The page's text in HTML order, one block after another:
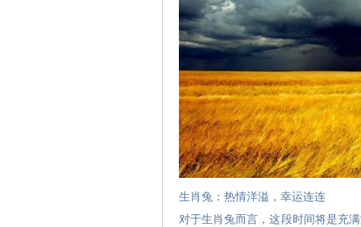
生肖兔：热情洋溢，幸运连连
对于生肖兔而言，这段时间将是充